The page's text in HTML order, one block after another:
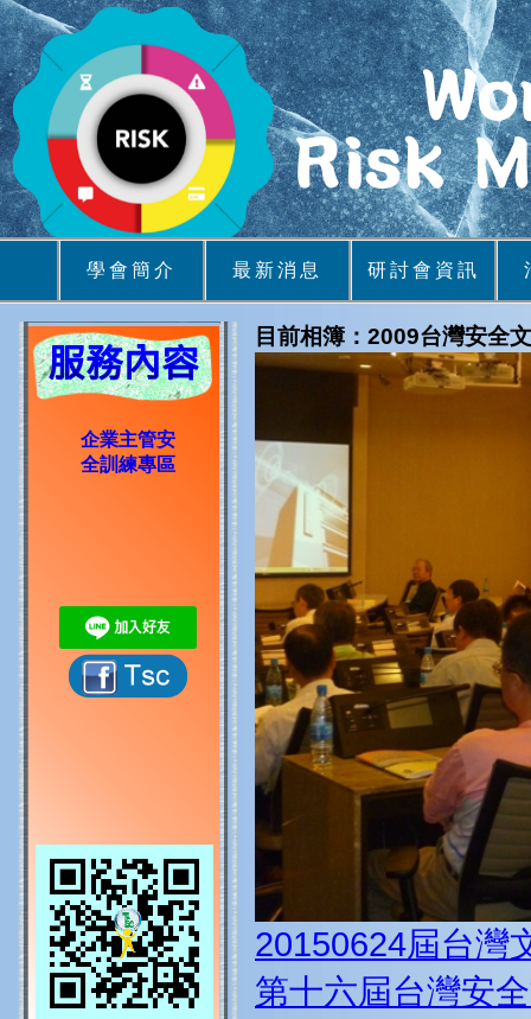
學會簡介 最新消息 研討會資訊
企業主管安
全訓練專區
目前相簿：2009台灣安全
20150624屆台灣
第十六屆台灣安